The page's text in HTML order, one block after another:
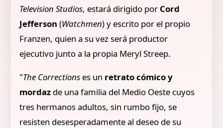
Television Studios, estará dirigido por Cord
Jefferson (Watchmen) y escrito por el propio
Franzen, quien a su vez será productor
ejecutivo junto a la propia Meryl Streep.
"The Corrections es un retrato cómico y
mordaz de una familia del Medio Oeste cuyos
tres hermanos adultos, sin rumbo fijo, se
resisten desesperadamente al deseo de su